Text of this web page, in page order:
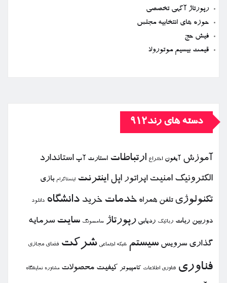
رپورتاژ آگهی تخصصی
حوزه های انتخابیه مجلس
فیش حج
قیمت بیسیم موتورولا
دسته های رند912
آموزش آیفون اختراع ارتباطات استارت آپ استاندارد
الكترونیك امنیت اپراتور اپل اینترنت اینستاگرام بازی
تكنولوژی تلفن همراه خدمات خرید دانشگاه دانلود
دوربین ربات رباتیك ردیابی رپورتاژ سامسونگ سایت سرمایه
گذاری سرویس سیستم شبكه اجتماعی شركت فضای مجازی
فناوری فناوری اطلاعات كامپیوتر كیفیت محصولات مشاوره نمایشگاه